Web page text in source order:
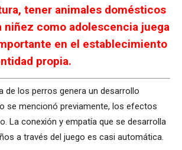
tener animales domésticos
niñez como adolescencia juega
en el establecimiento
propia.
de los perros genera un desarrollo
se mencionó previamente, los efectos
La conexión y empatía que se desarrolla
a través del juego es casi automática.